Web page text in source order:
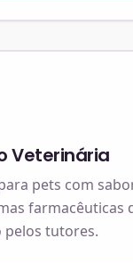
Veterinária
pets com
farmacêuticas
pelos tutores.